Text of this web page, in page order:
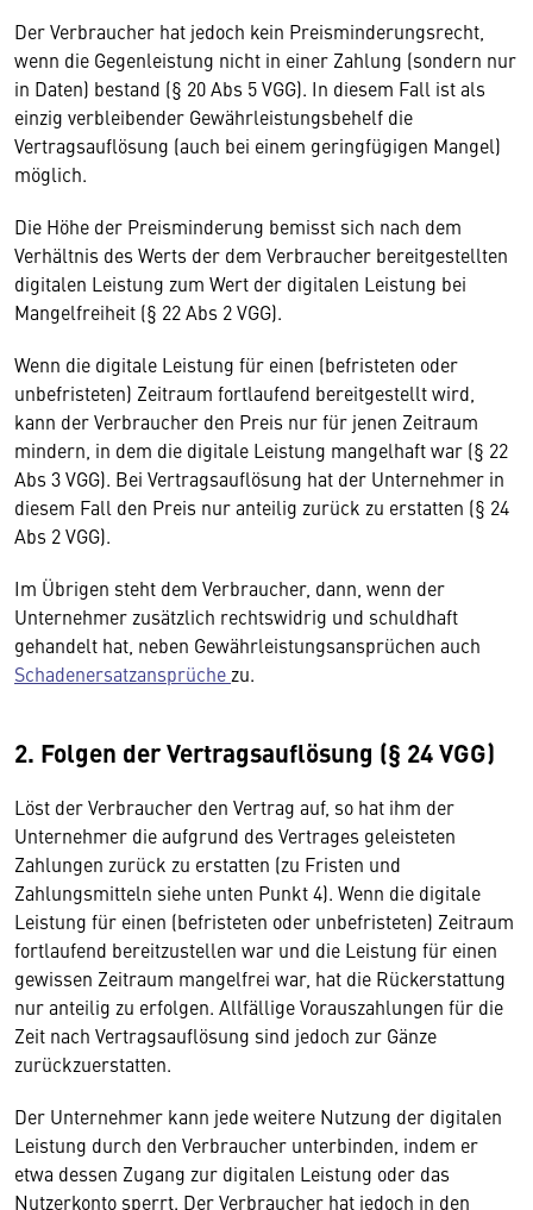
Der Verbraucher hat jedoch kein Preisminderungsrecht,
wenn die Gegenleistung nicht in einer Zahlung (sondern nur
in Daten) bestand (§ 20 Abs 5 VGG). In diesem Fall ist als
einzig verbleibender Gewährleistungsbehelf die
Vertragsauflösung (auch bei einem geringfügigen Mangel)
möglich.
Die Höhe der Preisminderung bemisst sich nach dem
Verhältnis des Werts der dem Verbraucher bereitgestellten
digitalen Leistung zum Wert der digitalen Leistung bei
Mangelfreiheit (§ 22 Abs 2 VGG).
Wenn die digitale Leistung für einen (befristeten oder
unbefristeten) Zeitraum fortlaufend bereitgestellt wird,
kann der Verbraucher den Preis nur für jenen Zeitraum
mindern, in dem die digitale Leistung mangelhaft war (§ 22
Abs 3 VGG). Bei Vertragsauflösung hat der Unternehmer in
diesem Fall den Preis nur anteilig zurück zu erstatten (§ 24
Abs 2 VGG).
Im Übrigen steht dem Verbraucher, dann, wenn der
Unternehmer zusätzlich rechtswidrig und schuldhaft
gehandelt hat, neben Gewährleistungsansprüchen auch
Schadenersatzansprüche zu.
2. Folgen der Vertragsauflösung (§ 24 VGG)
Löst der Verbraucher den Vertrag auf, so hat ihm der
Unternehmer die aufgrund des Vertrages geleisteten
Zahlungen zurück zu erstatten (zu Fristen und
Zahlungsmitteln siehe unten Punkt 4). Wenn die digitale
Leistung für einen (befristeten oder unbefristeten) Zeitraum
fortlaufend bereitzustellen war und die Leistung für einen
gewissen Zeitraum mangelfrei war, hat die Rückerstattung
nur anteilig zu erfolgen. Allfällige Vorauszahlungen für die
Zeit nach Vertragsauflösung sind jedoch zur Gänze
zurückzuerstatten.
Der Unternehmer kann jede weitere Nutzung der digitalen
Leistung durch den Verbraucher unterbinden, indem er
etwa dessen Zugang zur digitalen Leistung oder das
Nutzerkonto sperrt. Der Verbraucher hat jedoch in den